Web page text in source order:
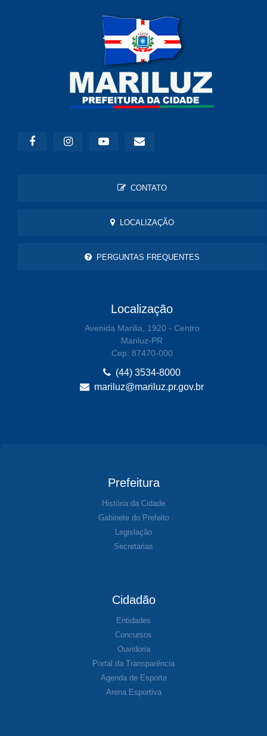
CONTATO
LOCALIZAÇÃO
PERGUNTAS FREQUENTES
Localização
Avenida Marilia, 1920 - Centro
Mariluz-PR
Cep: 87470-000
(44) 3534-8000
mariluz@mariluz.pr.gov.br
Prefeitura
História da Cidade
Gabinete do Prefeito
Legislação
Secretarias
Cidadão
Entidades
Concursos
Ouvidoria
Portal da Transparência
Agenda de Esporte
Arena Esportiva